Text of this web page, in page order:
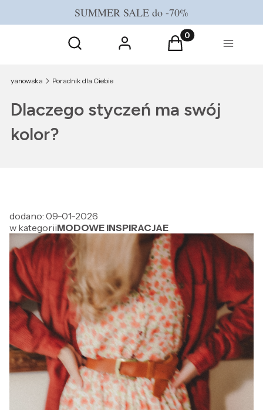
SUMMER SALE do -70%
Otwórz wyszukiwarkę
Szukaj Zaloguj się Produkty w
Koszyk Menu
yanowska Poradnik dla Ciebie
Dlaczego styczeń ma swój
kolor?
dodano: 09-01-2026
w kategoriiMODOWE INSPIRACJAE